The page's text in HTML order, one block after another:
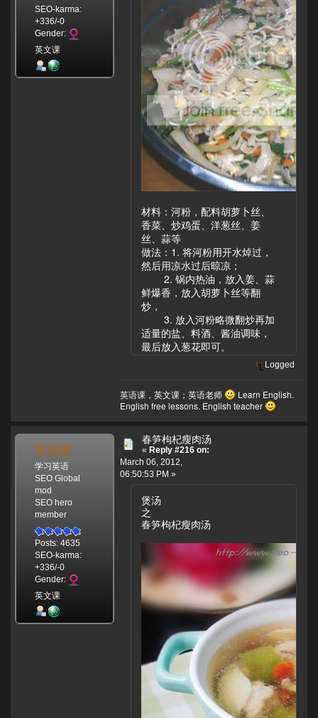
SEO-karma:
+336/-0
Gender:
英文课
材料：河粉，配料胡萝卜丝、
香菜、炒鸡蛋、洋葱丝、姜
丝、蒜等
做法：1. 将河粉用开水焯过，
然后用凉水过后晾凉；
2. 锅内热油，放入姜、蒜
鲜爆香，放入胡萝卜丝等翻
炒，
3. 放入河粉略微翻炒再加
适量的盐、料酒、酱油调味，
最后放入葱花即可。
Logged
英语课，英文课；英语老师
Learn English.
English free lessons. English teacher
英语课
学习英语
SEO Global
mod
SEO hero
member
Posts: 4635
SEO-karma:
+336/-0
Gender:
英文课
春笋枸杞瘦肉汤
« Reply #216 on:
March 06, 2012,
06:50:53 PM »
煲汤
之
春笋枸杞瘦肉汤